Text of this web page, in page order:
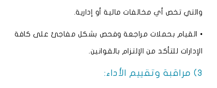
والتي تخص أي مخالفات مالية أو إدارية.
• القيام بحملات مراجعة وفحص بشكل مفاجئ على كافة
الإدارات للتأكد من الإلتزام بالقوانين.
3) مراقبة وتقييم الأداء: